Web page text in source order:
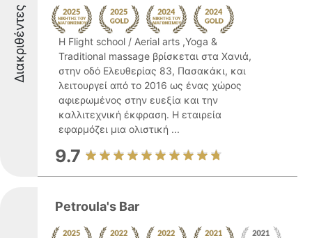
Διακριθέντες
Η Flight school / Aerial arts ,Yoga &
Traditional massage βρίσκεται στα Χανιά,
στην οδό Ελευθερίας 83, Πασακάκι, και
λειτουργεί από το 2016 ως ένας χώρος
αφιερωμένος στην ευεξία και την
καλλιτεχνική έκφραση. Η εταιρεία
εφαρμόζει μια ολιστική ...
9.7
Petroula's Bar